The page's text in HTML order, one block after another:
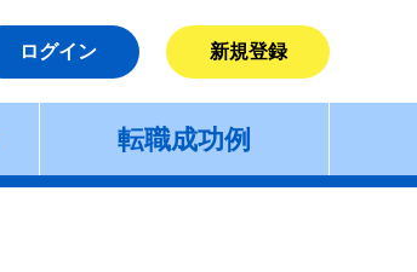
ログイン 新規登録
転職成功例